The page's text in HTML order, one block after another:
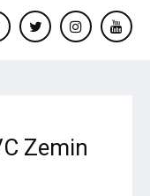
twitterinstagram
Zemin